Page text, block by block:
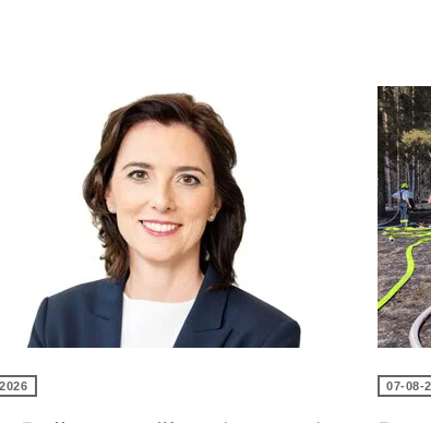
07-08-